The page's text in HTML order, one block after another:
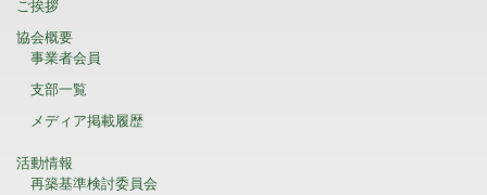
ご挨拶
協会概要
事業者会員
支部一覧
メディア掲載履歴
活動情報
再築基準検討委員会